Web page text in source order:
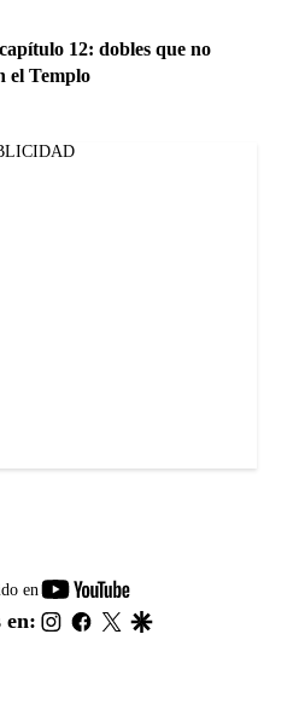
12: dobles que no
el Templo
en
youtube-
footer
en: instagram
facebook
twitter